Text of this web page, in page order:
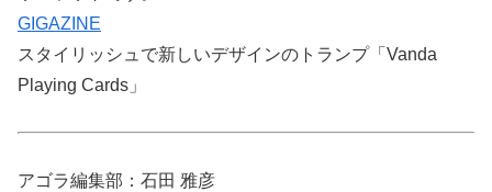
GIGAZINE
スタイリッシュで新しいデザインのトランプ「Vanda
Playing Cards」
アゴラ編集部：石田 雅彦